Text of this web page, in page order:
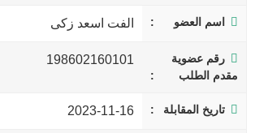
اسم العضو الفت اسعد زكى
رقم عضوية
مقدم الطلب
198602160101
تاريخ المقابلة 2023-11-16